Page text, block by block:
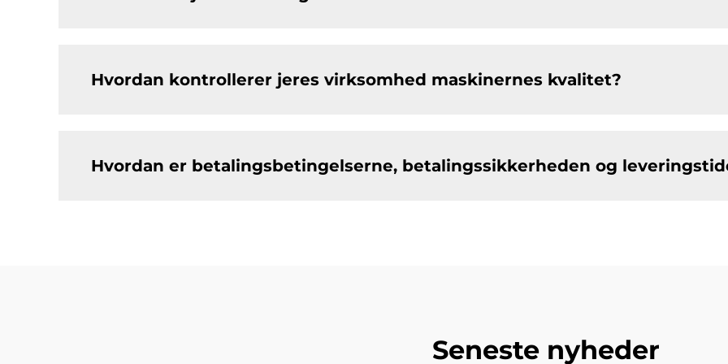
Hvordan kontrollerer jeres virksomhed maskinernes kvalitet?
Hvordan er betalingsbetingelserne, betalingssikkerheden og
Seneste nyheder